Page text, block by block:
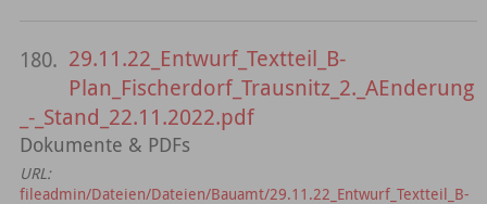
180. 29.11.22_Entwurf_Textteil_B-
Plan_Fischerdorf_Trausnitz_2._AEnderung
_-_Stand_22.11.2022.pdf
Dokumente & PDFs
URL:
fileadmin/Dateien/Dateien/Bauamt/29.11.22_Entwurf_Textteil_B-